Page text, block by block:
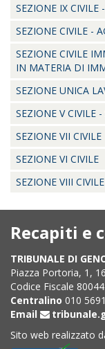
SEZIONE IX CIVILE
SEZIONE CIVILE -
SEZIONE CIVILE
IN MATERIA DI
SEZIONE UNICA
SEZIONE V CIVILE -
SEZIONE VII CIVILE
SEZIONE VI CIVILE
SEZIONE VIII
Recapiti e
TRIBUNALE DI
Piazza Portoria, 1,
Codice Fiscale
Centralino 010 5691
Email
Sito web realizzato